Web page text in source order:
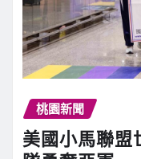
桃園新聞
美國小馬聯盟